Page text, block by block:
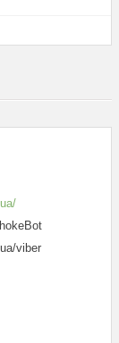
viber